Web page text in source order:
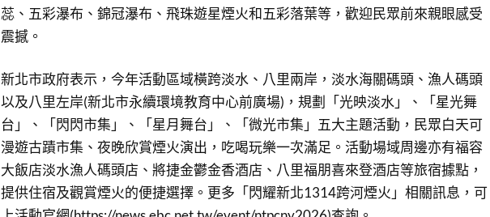
蕊、五彩瀑布、錦冠瀑布、飛珠遊星煙火和五彩落葉等，歡迎民眾前來親眼感受
震撼。
新北市政府表示，今年活動區域橫跨淡水、八里兩岸，淡水海關碼頭、漁人碼頭
以及八里左岸(新北市永續環境教育中心前廣場)，規劃「光映淡水」、「星光舞
台」、「閃閃市集」、「星月舞台」、「微光市集」五大主題活動，民眾白天可
漫遊古蹟市集、夜晚欣賞煙火演出，吃喝玩樂一次滿足。活動場域周邊亦有福容
大飯店淡水漁人碼頭店、將捷金鬱金香酒店、八里福朋喜來登酒店等旅宿據點，
提供住宿及觀賞煙火的便捷選擇。更多「閃耀新北1314跨河煙火」相關訊息，可